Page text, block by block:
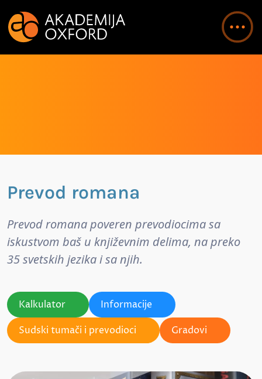
Prevod romana
Prevod romana poveren prevodiocima sa
iskustvom baš u književnim delima, na preko
35 svetskih jezika i sa njih.
Kalkulator
Informacije
Sudski tumači i prevodioci
Gradovi